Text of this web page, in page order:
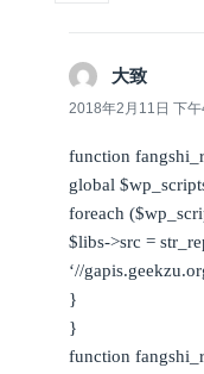
大致
道：
2018年2月11日 下午
function
global
foreach
$libs->src =
‘//
}
}
function